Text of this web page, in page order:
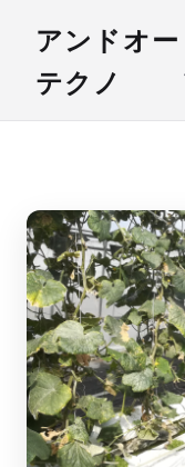
アンドオー
テクノ